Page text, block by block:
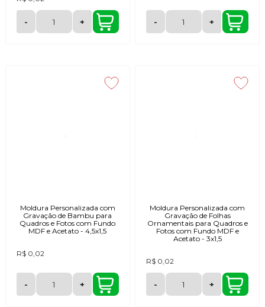
- + - +
Moldura Personalizada com
Gravação de Bambu para
Quadros e Fotos com Fundo
MDF e Acetato - 4,5x1,5
R$ 0,02
- +
Moldura Personalizada com
Gravação de Folhas
Ornamentais para Quadros e
Fotos com Fundo MDF e
Acetato - 3x1,5
R$ 0,02
- +